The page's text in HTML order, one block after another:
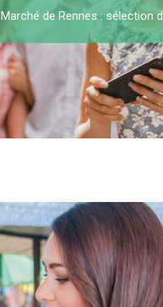
Marché de Rennes : sélection